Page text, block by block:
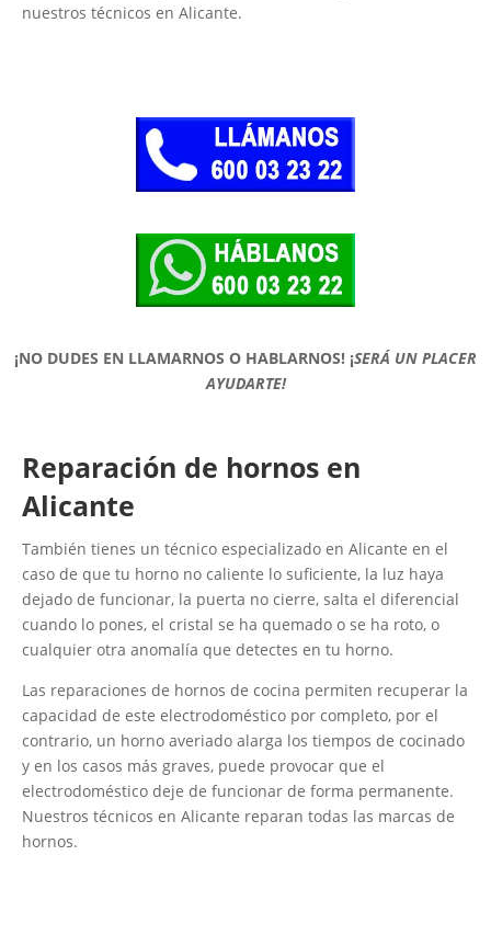
nuestros técnicos en Alicante.
¡NO DUDES EN LLAMARNOS O HABLARNOS! ¡SERÁ UN PLACER
AYUDARTE!
Reparación de hornos en
Alicante
También tienes un técnico especializado en Alicante en el
caso de que tu horno no caliente lo suficiente, la luz haya
dejado de funcionar, la puerta no cierre, salta el diferencial
cuando lo pones, el cristal se ha quemado o se ha roto, o
cualquier otra anomalía que detectes en tu horno.
Las reparaciones de hornos de cocina permiten recuperar la
capacidad de este electrodoméstico por completo, por el
contrario, un horno averiado alarga los tiempos de cocinado
y en los casos más graves, puede provocar que el
electrodoméstico deje de funcionar de forma permanente.
Nuestros técnicos en Alicante reparan todas las marcas de
hornos.